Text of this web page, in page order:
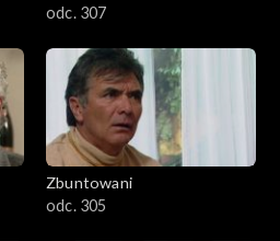
odc. 307
Zbuntowani
odc. 305